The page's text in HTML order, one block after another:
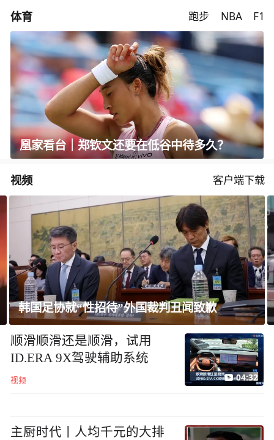
体育 跑步 NBA F1
凰家看台｜郑钦文还要在低谷中待多久？
视频 客户端下载
韩国足协就“性招待”外国裁判丑闻致歉
顺滑顺滑还是顺滑，试用
ID.ERA 9X驾驶辅助系统
视频 04:32
主厨时代丨人均千元的大排